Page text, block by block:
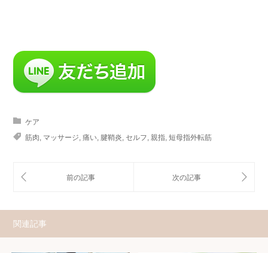
ケア
筋肉, マッサージ, 痛い, 腱鞘炎, セルフ, 親指, 短母指外転筋
関連記事